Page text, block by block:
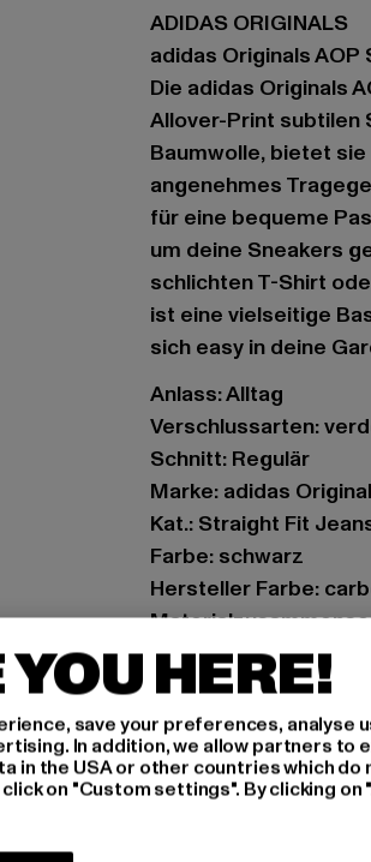
ADIDAS ORIGINALS
adidas Originals
Die adidas Originals
Allover-Print subtilen
Baumwolle, bietet
angenehmes
für eine bequeme
um deine Sneakers
schlichten T-Shirt
ist eine vielseitige
sich easy in deine
Anlass: Alltag
Verschlussarten:
Schnitt: Regulär
Marke: adidas
Kat.: Straight Fit
Farbe: schwarz
Hersteller Farbe:
Art.Nr: JJ3140-05692
Hersteller: Adidas
Adi-Dassler-Straße 1 |
HERE!
save your preferences, analyse
In addition, we allow partners to
in the USA or other countries which do
on "Custom settings". By clicking